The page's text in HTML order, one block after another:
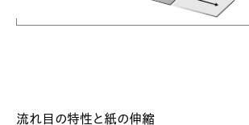
流れ目の特性と紙の伸縮